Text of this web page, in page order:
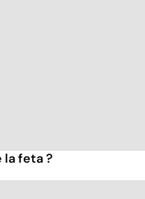
la feta ?